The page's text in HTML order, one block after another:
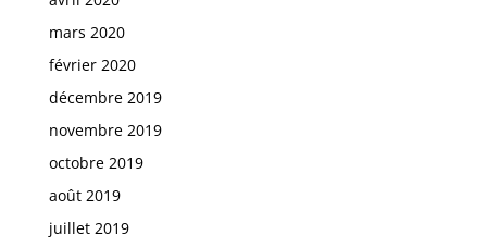
mars 2020
février 2020
décembre 2019
novembre 2019
octobre 2019
août 2019
juillet 2019